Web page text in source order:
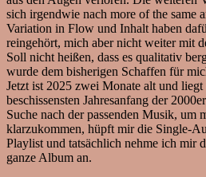
sich irgendwie nach more of the same
Variation in Flow und Inhalt haben
reingehört, mich aber nicht weiter mit
Soll nicht heißen, dass es qualitativ
wurde dem bisherigen Schaffen für
Jetzt ist 2025 zwei Monate alt und
beschissensten Jahresanfang der
Suche nach der passenden Musik, um
klarzukommen, hüpft mir die Single-
Playlist und tatsächlich nehme ich mir
ganze Album an.